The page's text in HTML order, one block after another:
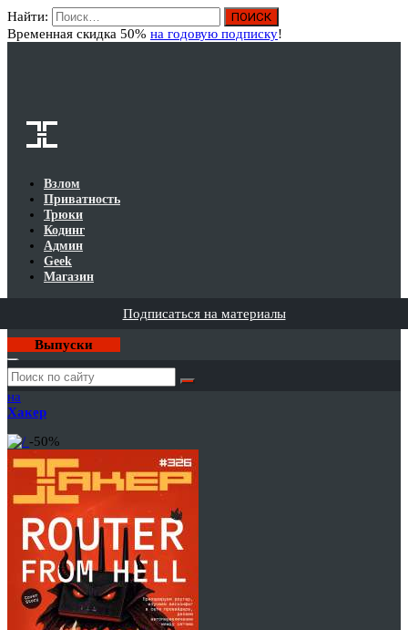
Найти:
Временная скидка 50% на годовую подписку!
Взлом
Приватность
Трюки
Кодинг
Админ
Geek
Магазин
Подписаться на материалы
Выпуски
Годовая
подписка
на
Хакер
-50%